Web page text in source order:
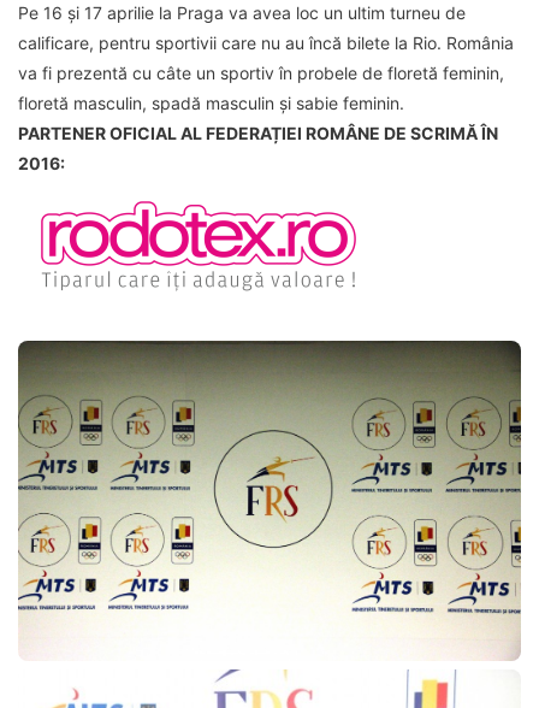
Pe 16 și 17 aprilie la Praga va avea loc un ultim turneu de
calificare, pentru sportivii care nu au încă bilete la Rio. România
va fi prezentă cu câte un sportiv în probele de floretă feminin,
floretă masculin, spadă masculin și sabie feminin.
PARTENER OFICIAL AL FEDERAȚIEI ROMÂNE DE SCRIMĂ ÎN
2016: